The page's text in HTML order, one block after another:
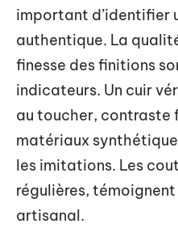
important d’identifier
authentique. La
finesse des finitions
indicateurs. Un cuir
au toucher, contraste
matériaux
les imitations. Les
régulières,
artisanal.